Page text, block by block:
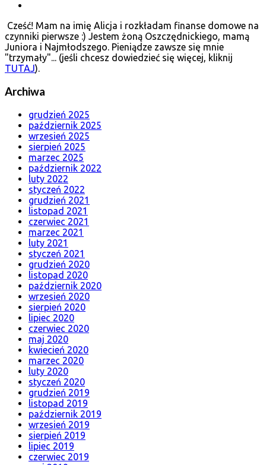
Cześć! Mam na imię Alicja i rozkładam finanse domowe na
czynniki pierwsze :) Jestem żoną Oszczędnickiego, mamą
Juniora i Najmłodszego. Pieniądze zawsze się mnie
"trzymały"... (jeśli chcesz dowiedzieć się więcej, kliknij
TUTAJ).
Archiwa
grudzień 2025
październik 2025
wrzesień 2025
sierpień 2025
marzec 2025
październik 2022
luty 2022
styczeń 2022
grudzień 2021
listopad 2021
czerwiec 2021
marzec 2021
luty 2021
styczeń 2021
grudzień 2020
listopad 2020
październik 2020
wrzesień 2020
sierpień 2020
lipiec 2020
czerwiec 2020
maj 2020
kwiecień 2020
marzec 2020
luty 2020
styczeń 2020
grudzień 2019
listopad 2019
październik 2019
wrzesień 2019
sierpień 2019
lipiec 2019
czerwiec 2019